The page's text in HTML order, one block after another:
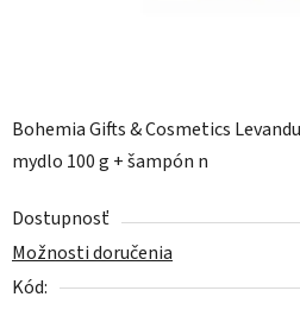
Bohemia Gifts & Cosmetics
mydlo 100 g + šampón n
Dostupnosť
Možnosti doručenia
Kód: